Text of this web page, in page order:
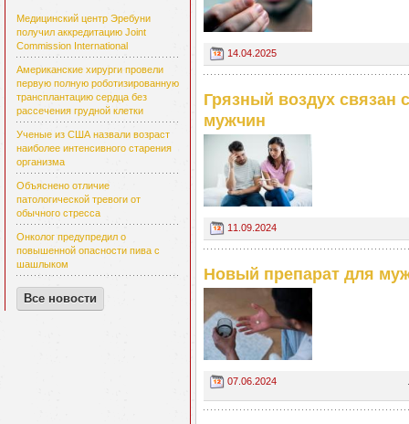
Медицинский центр Эребуни
получил аккредитацию Joint
Commission International
Американские хирурги провели
первую полную роботизированную
трансплантацию сердца без
рассечения грудной клетки
Ученые из США назвали возраст
наиболее интенсивного старения
организма
Объяснено отличие
патологической тревоги от
обычного стресса
Онколог предупредил о
повышенной опасности пива с
шашлыком
Все новости
14.04.2025
Грязный воздух
мужчин
11.09.2024
Новый препарат для
07.06.2024